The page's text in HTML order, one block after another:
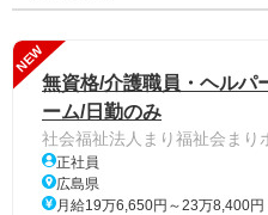
NEW
無資格/介護職員・ヘルパ
ーム/日勤のみ
社会福祉法人まり福祉会まり
正社員
広島県
月給19万6,650円～23万8,400円